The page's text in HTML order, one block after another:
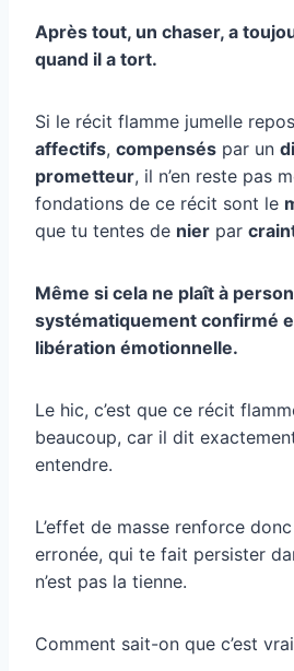
Après tout, un chaser, a
quand il a tort.
Si le récit flamme jumelle
affectifs, compensés par un
prometteur, il n’en reste pas
fondations de ce récit sont le
que tu tentes de nier par
Même si cela ne plaît à
systématiquement confirmé
libération émotionnelle.
Le hic, c’est que ce récit
beaucoup, car il dit
entendre.
L’effet de masse renforce
erronée, qui te fait persister
n’est pas la tienne.
Comment sait-on que c’est